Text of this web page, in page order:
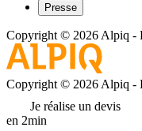
Presse
Copyright © 2026 Alpiq -
Copyright © 2026 Alpiq -
Je réalise un devis
en 2min